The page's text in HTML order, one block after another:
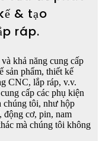
& tạo
ráp.
khả năng cung cấp
sản phẩm, thiết kế
CNC, lắp ráp, v.v.
cấp các phụ kiện
chúng tôi, như hộp
động cơ, pin, nam
mà chúng tôi không